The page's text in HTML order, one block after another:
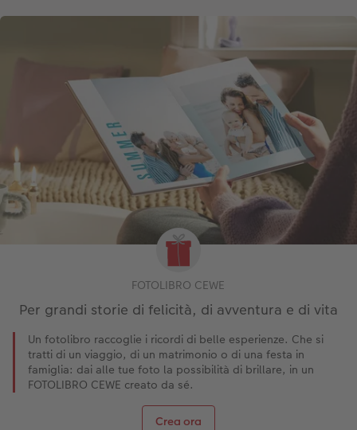
FOTOLIBRO CEWE
Per grandi storie di felicità, di avventura e di vita
Un fotolibro raccoglie i ricordi di belle esperienze. Che si
tratti di un viaggio, di un matrimonio o di una festa in
famiglia: dai alle tue foto la possibilità di brillare, in un
FOTOLIBRO CEWE creato da sé.
Crea ora